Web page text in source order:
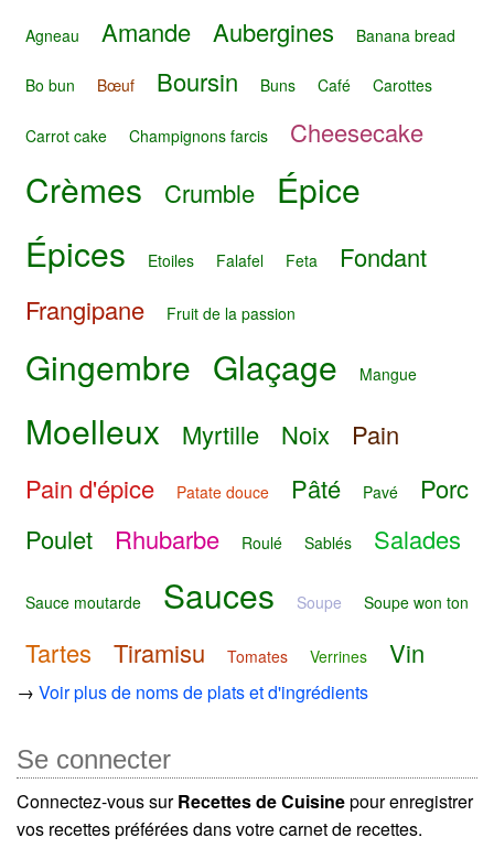
Agneau Amande Aubergines Banana bread
Bo bun Bœuf Boursin Buns Café Carottes
Carrot cake Champignons farcis Cheesecake
Crèmes Crumble
Épice
Épices
Etoiles Falafel Feta
Fondant
Frangipane
Fruit de la passion
Gingembre Glaçage Mangue
Moelleux Myrtille Noix
Pain
Pain d'épice
Patate douce Pâté Pavé
Porc
Poulet
Rhubarbe Roulé Sablés Salades
Sauce moutarde Sauces Soupe Soupe won ton
Tartes Tiramisu Tomates Verrines Vin
→ Voir plus de noms de plats et d'ingrédients
Se connecter
Connectez-vous surRecettes de Cuisinepour enregistrer
vos recettes préférées dans votre carnet de recettes.